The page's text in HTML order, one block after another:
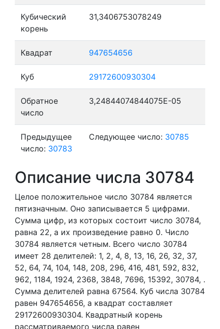
Кубический
корень
31,3406753078249
Квадрат 947654656
Куб 29172600930304
Обратное
число
3,24844074844075E-05
Предыдущее
число: 30783
Следующее число: 30785
Описание числа 30784
Целое положительное число 30784 является
пятизначным. Оно записывается 5 цифрами.
Сумма цифр, из которых состоит число 30784,
равна 22, а их произведение равно 0. Число
30784 является четным. Всего число 30784
имеет 28 делителей: 1, 2, 4, 8, 13, 16, 26, 32, 37,
52, 64, 74, 104, 148, 208, 296, 416, 481, 592, 832,
962, 1184, 1924, 2368, 3848, 7696, 15392, 30784, .
Сумма делителей равна 67564. Куб числа 30784
равен 947654656, а квадрат составляет
29172600930304. Квадратный корень
рассматриваемого числа равен